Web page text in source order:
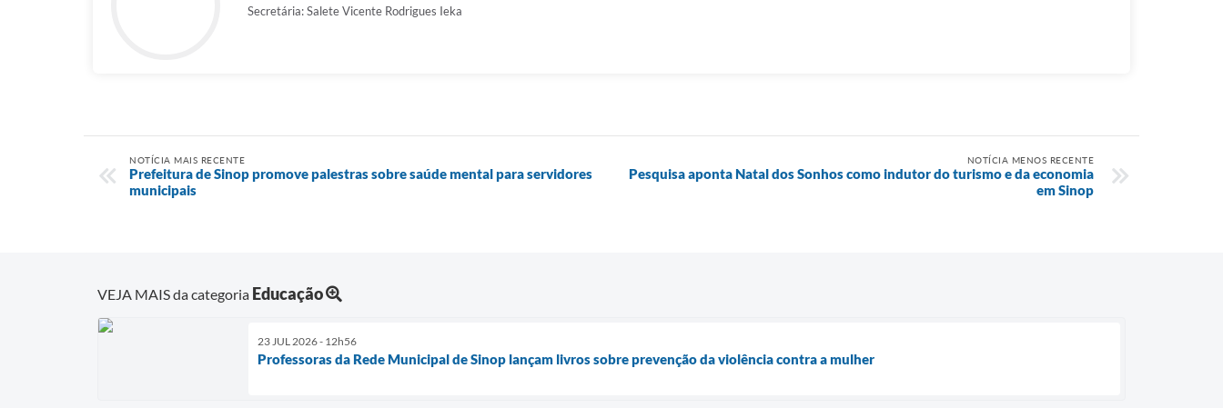
Secretária: Salete Vicente Rodrigues Ieka
NOTÍCIA MAIS RECENTE
Prefeitura de Sinop promove palestras sobre saúde mental para servidores
municipais
NOTÍCIA MENOS RECENTE
Pesquisa aponta Natal dos Sonhos como indutor do turismo e da economia
em Sinop
VEJA MAIS da categoria Educação
23 JUL 2026 - 12h56
Professoras da Rede Municipal de Sinop lançam livros sobre prevenção da violência contra a mulher